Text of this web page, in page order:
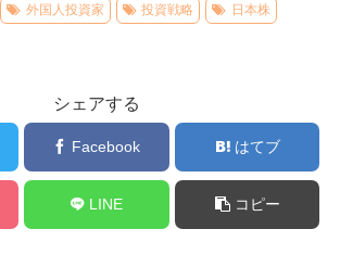
外国人投資家 投資戦略
日本株
シェアする
Facebook はてブ
LINE コピー